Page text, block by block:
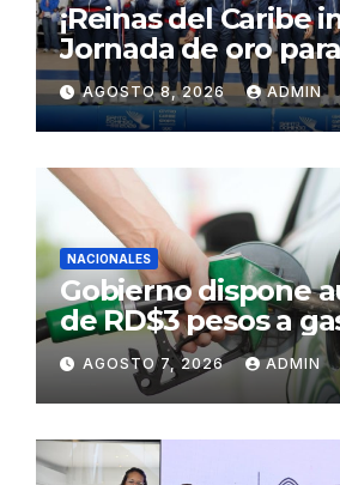
¡Reinas del Caribe
Jornada de oro
AGOSTO 8, 2026 ADMIN
NACIONALES
Gobierno dispone
de RD$3 pesos a
premium y regular
AGOSTO 7, 2026 ADMIN